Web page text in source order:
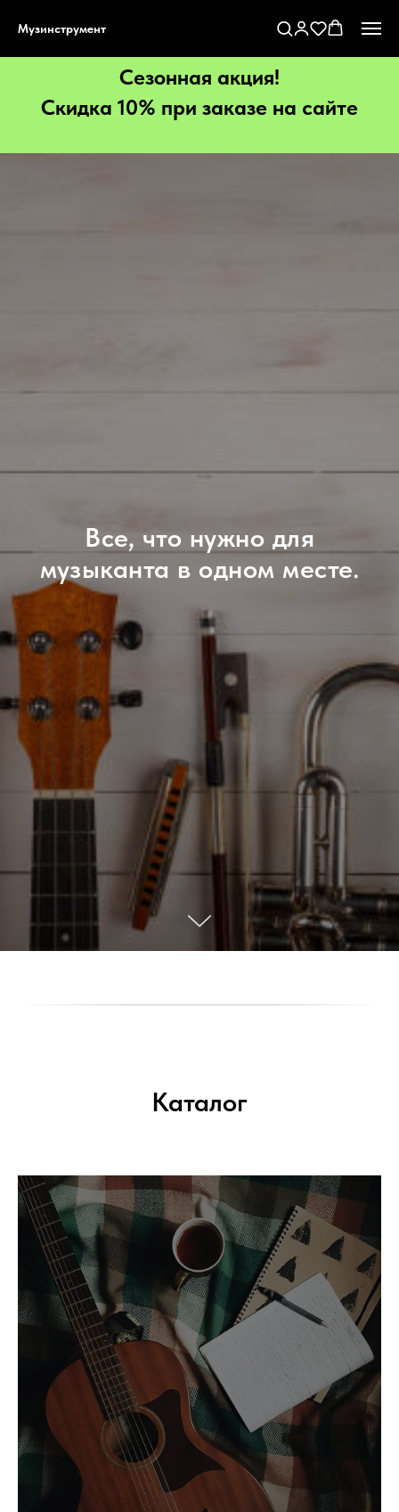
Музинструмент
Сезонная акция!
Скидка 10% при заказе на сайте
Все, что нужно для
музыканта в одном месте.
Каталог